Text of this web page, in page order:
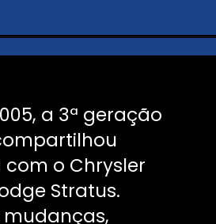
a 3ª geração
o Chrysler
Stratus.